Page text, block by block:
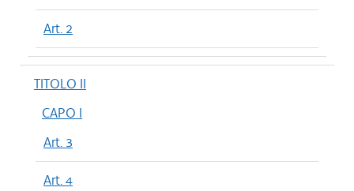
Art. 2
TITOLO II
CAPO I
Art. 3
Art. 4